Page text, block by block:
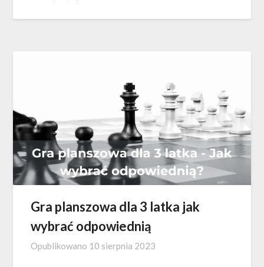
Gra planszowa dla 3 latka jak
wybrać odpowiednią
Opublikowano 10 sierpnia 2023